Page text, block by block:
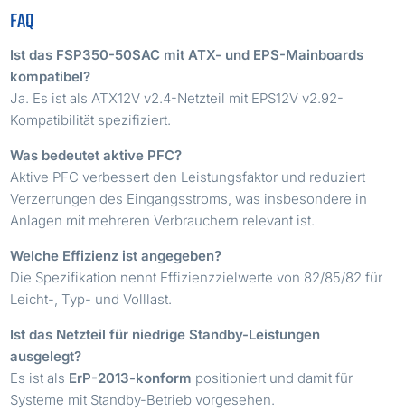
FAQ
Ist das FSP350-50SAC mit ATX- und EPS-Mainboards
kompatibel?
Ja. Es ist als ATX12V v2.4-Netzteil mit EPS12V v2.92-
Kompatibilität spezifiziert.
Was bedeutet aktive PFC?
Aktive PFC verbessert den Leistungsfaktor und reduziert
Verzerrungen des Eingangsstroms, was insbesondere in
Anlagen mit mehreren Verbrauchern relevant ist.
Welche Effizienz ist angegeben?
Die Spezifikation nennt Effizienzzielwerte von 82/85/82 für
Leicht-, Typ- und Volllast.
Ist das Netzteil für niedrige Standby-Leistungen
ausgelegt?
Es ist als ErP-2013-konform positioniert und damit für
Systeme mit Standby-Betrieb vorgesehen.